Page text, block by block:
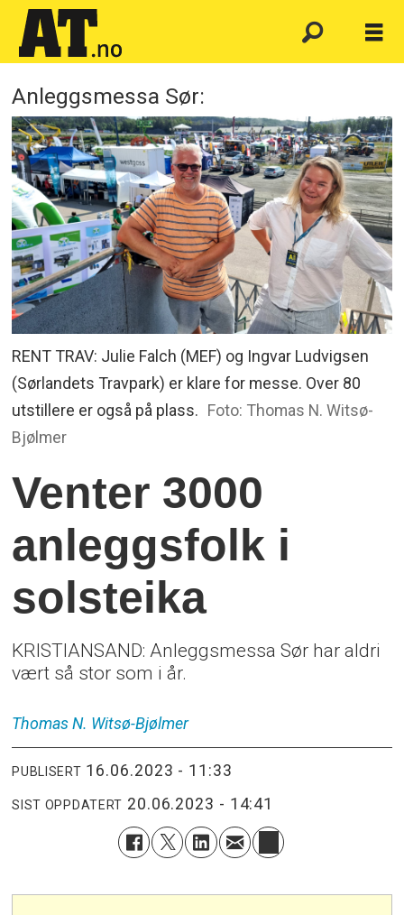
Anleggsmessa Sør:
RENT TRAV: Julie Falch (MEF) og Ingvar Ludvigsen
(Sørlandets Travpark) er klare for messe. Over 80
utstillere er også på plass. Foto: Thomas N. Witsø-
Bjølmer
Venter 3000
anleggsfolk i
solsteika
KRISTIANSAND: Anleggsmessa Sør har aldri
vært så stor som i år.
Thomas N. Witsø-Bjølmer
PUBLISERT 16.06.2023 - 11:33
SIST OPPDATERT 20.06.2023 - 14:41